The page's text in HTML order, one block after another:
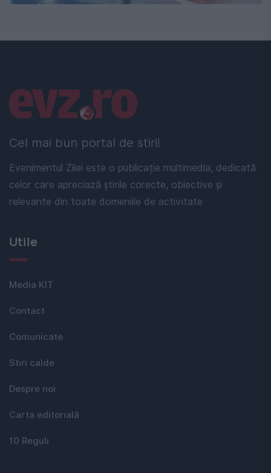
Cel mai bun portal de stiri!
Evenimentul Zilei este o publicație multimedia, dedicată
celor care apreciază știrile corecte, obiective și
relevante din toate domeniile de activitate
Linkuri utile
Utile
Media KIT
Contact
Comunicate
Stiri calde
Despre noi
Carta editorială
10 Reguli